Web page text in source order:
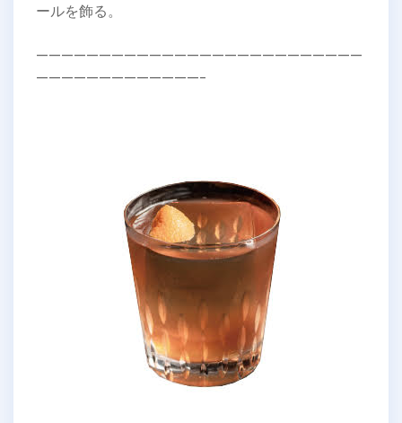
ールを飾る。
——————————————————————————
—————————————-